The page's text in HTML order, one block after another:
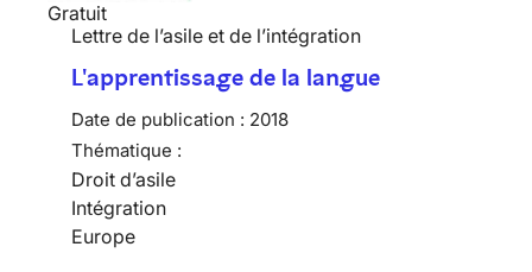
Gratuit
Lettre de l’asile et de l’intégration
L'apprentissage de la langue
Date de publication : 2018
Thématique :
Droit d’asile
Intégration
Europe